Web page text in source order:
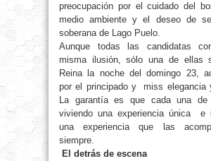
preocupación por el cuidado del
medio ambiente y el deseo de
soberana de Lago Puelo.
Aunque todas las candidatas
misma ilusión, sólo una de ellas
Reina la noche del domingo 23,
por el principado y miss elegancia
La garantía es que cada una
viviendo una experiencia única e
una experiencia que las
siempre.
El detrás de escena